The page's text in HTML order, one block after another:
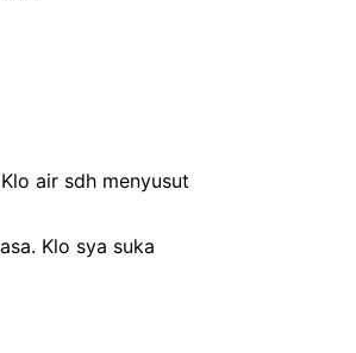
air sdh menyusut
Klo sya suka